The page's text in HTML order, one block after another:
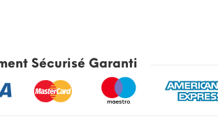
Sécurisé Garanti